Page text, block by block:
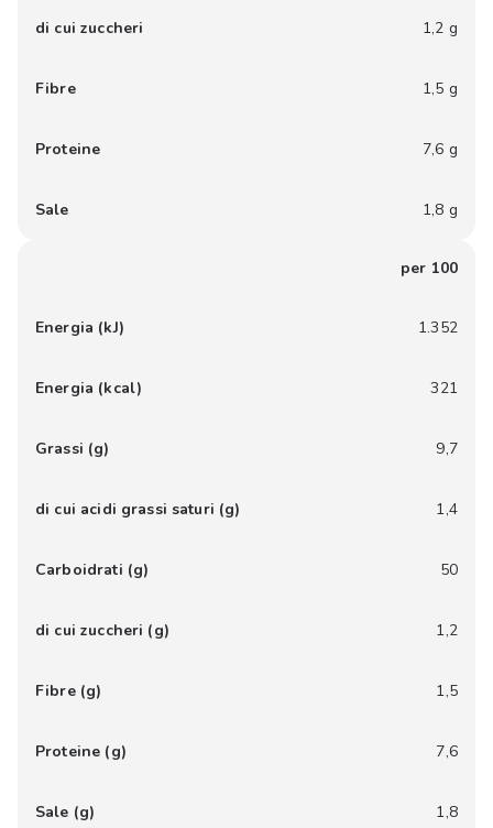
di cui zuccheri 1,2 g
Fibre 1,5 g
Proteine 7,6 g
Sale 1,8 g
per 100
Energia (kJ) 1.352
Energia (kcal) 321
Grassi (g) 9,7
di cui acidi grassi saturi (g) 1,4
Carboidrati (g) 50
di cui zuccheri (g) 1,2
Fibre (g) 1,5
Proteine (g) 7,6
Sale (g) 1,8